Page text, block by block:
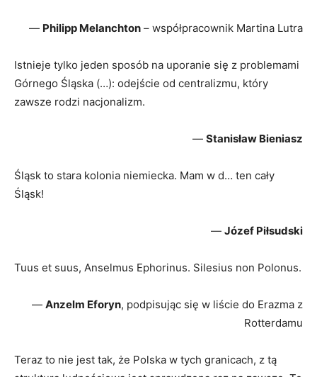
— Philipp Melanchton – współpracownik Martina Lutra
Istnieje tylko jeden sposób na uporanie się z problemami
Górnego Śląska (…): odejście od centralizmu, który
zawsze rodzi nacjonalizm.
— Stanisław Bieniasz
Śląsk to stara kolonia niemiecka. Mam w d… ten cały
Śląsk!
— Józef Piłsudski
Tuus et suus, Anselmus Ephorinus. Silesius non Polonus.
— Anzelm Eforyn, podpisując się w liście do Erazma z
Rotterdamu
Teraz to nie jest tak, że Polska w tych granicach, z tą